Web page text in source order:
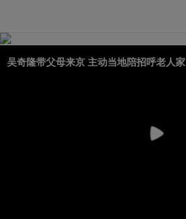
吴奇隆带父母来京 主动当地陪招呼老人家